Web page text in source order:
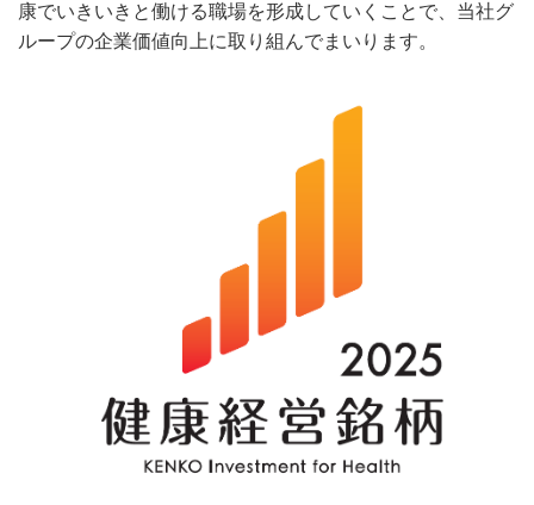
康でいきいきと働ける職場を形成していくことで、当社グ
ループの企業価値向上に取り組んでまいります。